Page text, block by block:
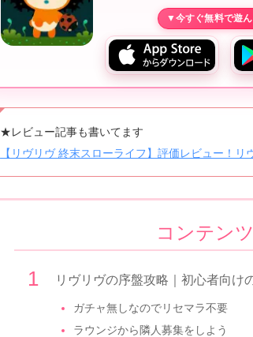
★レビュー記事も書いてます
【リヴリヴ 終末スローライフ】評価レビュー！
コンテン
リヴリヴの序盤攻略｜初心者向け
ガチャ無しなのでリセマラ不要
ラウンジから隣人募集をしよう